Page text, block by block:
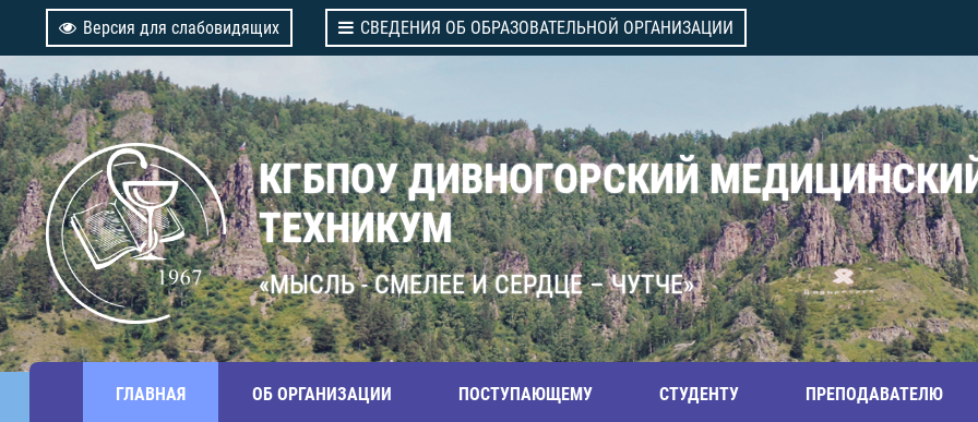
Версия для слабовидящих СВЕДЕНИЯ ОБ ОБРАЗОВАТЕЛЬНОЙ ОРГАНИЗАЦИИ
КГБПОУ ДИВНОГОРСКИЙ
ТЕХНИКУМ
«МЫСЛЬ - СМЕЛЕЕ И СЕРДЦЕ – ЧУТЧЕ»
ГЛАВНАЯ ОБ ОРГАНИЗАЦИИ ПОСТУПАЮЩЕМУ СТУДЕНТУ ПРЕПОДАВАТЕЛЮ